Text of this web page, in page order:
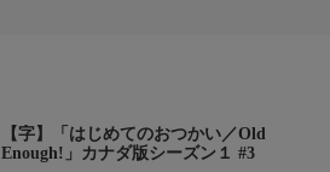
【字】「はじめてのおつかい／Old
Enough!」カナダ版シーズン１ #3